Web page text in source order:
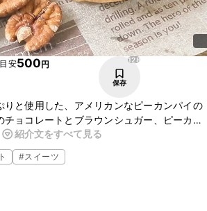
安500円
128
保存
りと使用した、アメリカンなピーカンパイの
ョコレートとブラウンシュガー、ピーカン
すぎず、やみつきになります。ティータイム
。
紹介文をすべて見る
#スイーツ